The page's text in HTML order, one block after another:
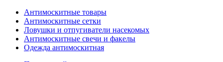
Антимоскитные товары
Антимоскитные сетки
Ловушки и отпугиватели насекомых
Антимоскитные свечи и факелы
Одежда антимоскитная